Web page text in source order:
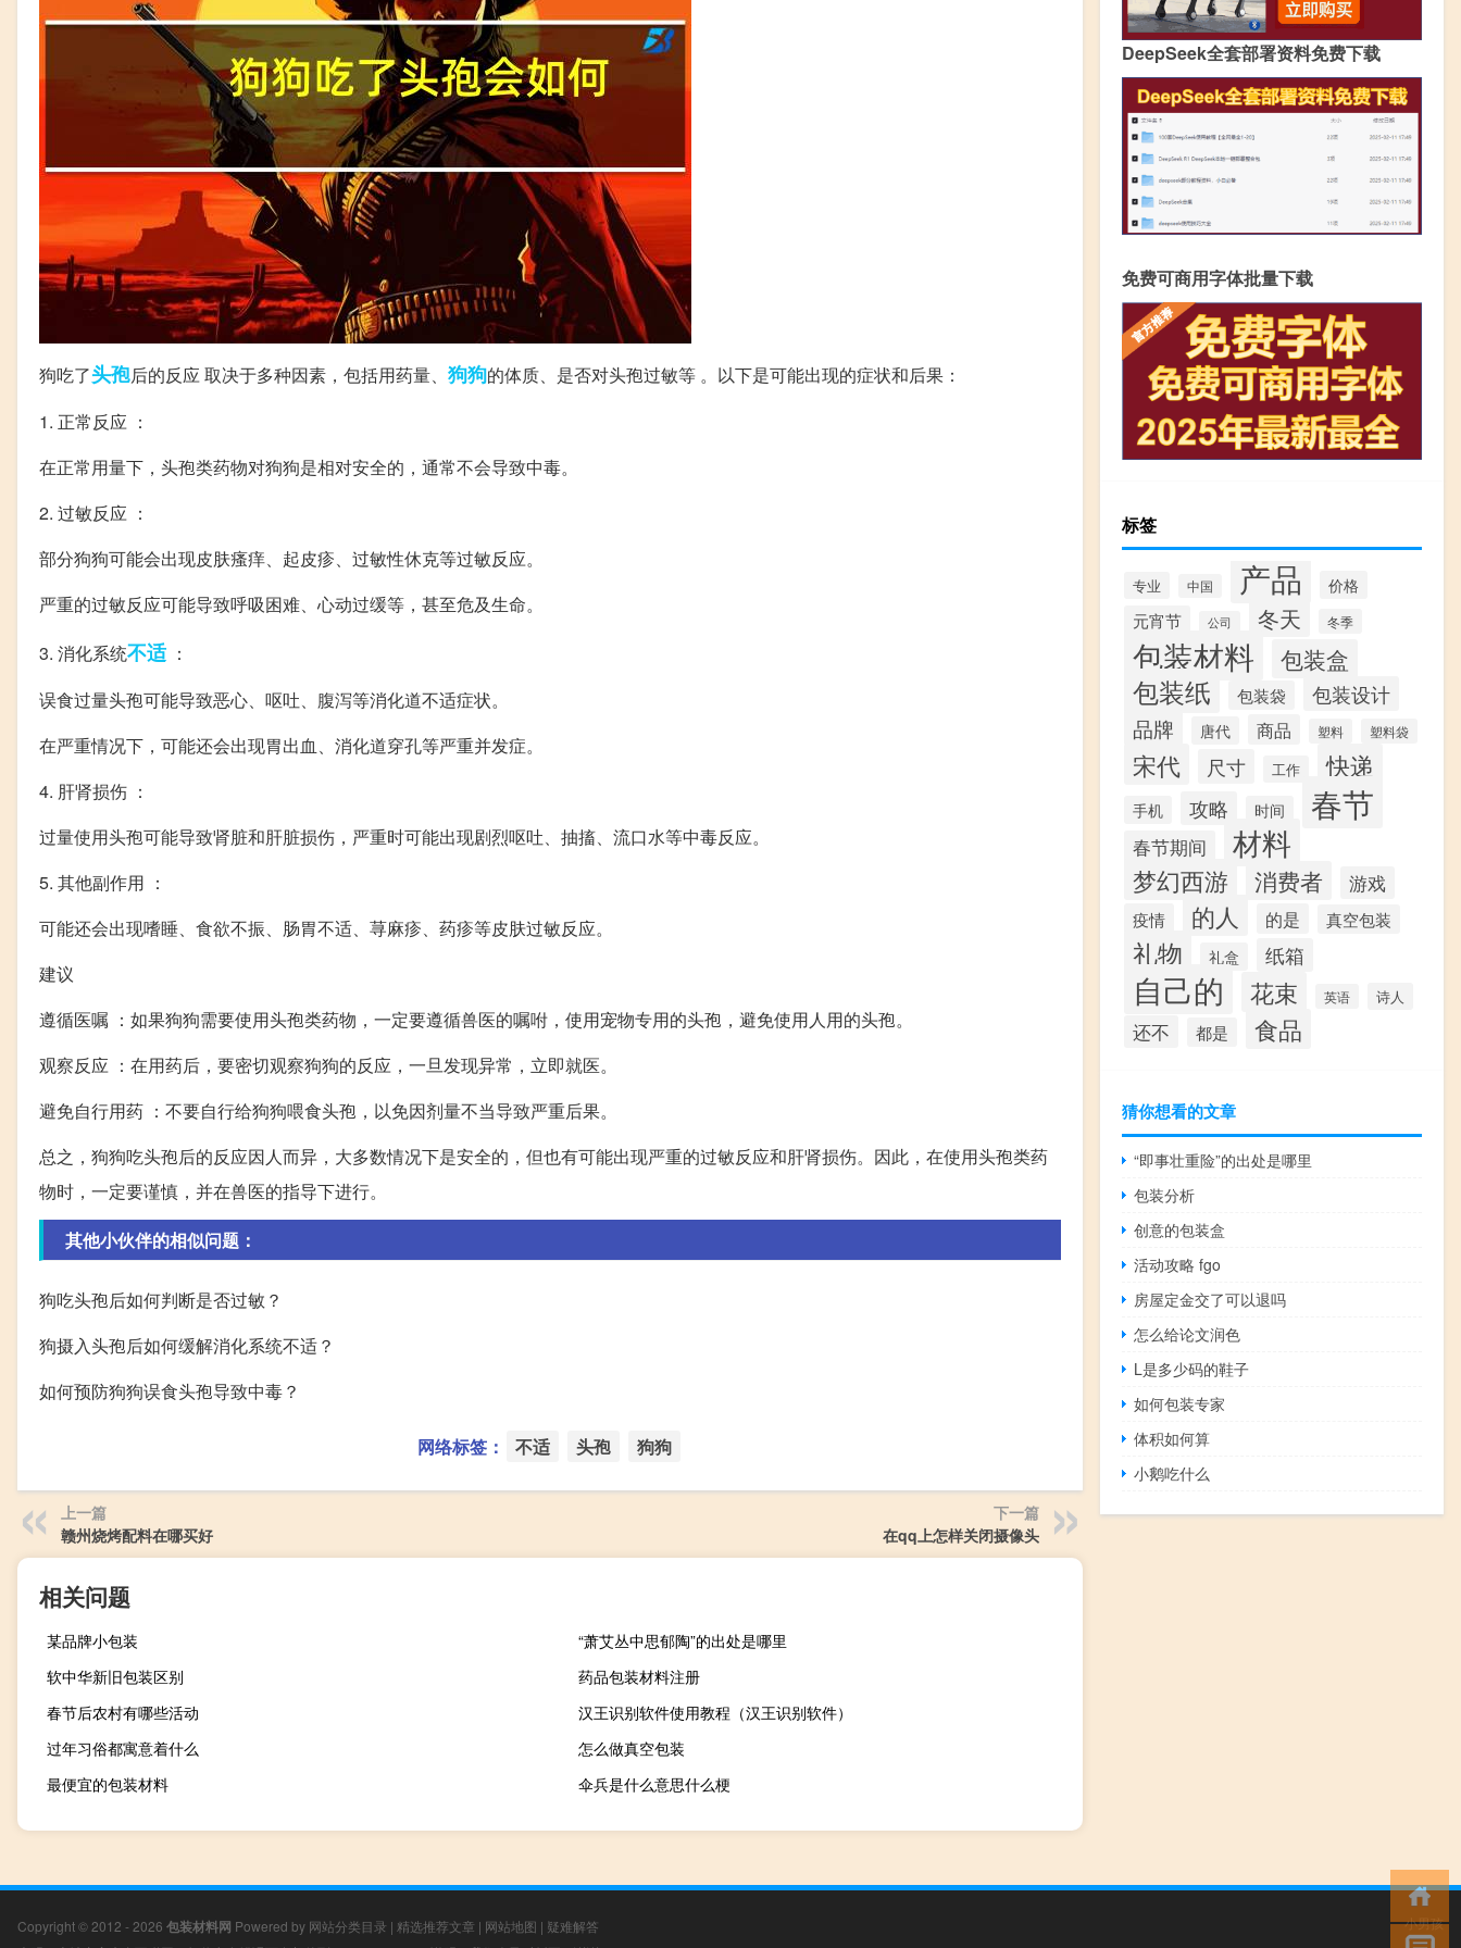
狗吃了头孢后的反应 取决于多种因素，包括用药量、 狗狗的体质、是否对头孢过敏等 。以下是可能出现的症状和后果：
1. 正常反应 ：
在正常用量下，头孢类药物对狗狗是相对安全的，通常不会导致中毒。
2. 过敏反应 ：
部分狗狗可能会出现皮肤瘙痒、起皮疹、过敏性休克等过敏反应。
严重的过敏反应可能导致呼吸困难、心动过缓等，甚至危及生命。
3. 消化系统不适 ：
误食过量头孢可能导致恶心、呕吐、腹泻等消化道不适症状。
在严重情况下，可能还会出现胃出血、消化道穿孔等严重并发症。
4. 肝肾损伤 ：
过量使用头孢可能导致肾脏和肝脏损伤，严重时可能出现剧烈呕吐、抽搐、流口水等中毒反应。
5. 其他副作用 ：
可能还会出现嗜睡、食欲不振、肠胃不适、荨麻疹、药疹等皮肤过敏反应。
建议
遵循医嘱 ：如果狗狗需要使用头孢类药物，一定要遵循兽医的嘱咐，使用宠物专用的头孢，避免使用人用的头孢。
观察反应 ：在用药后，要密切观察狗狗的反应，一旦发现异常，立即就医。
避免自行用药 ：不要自行给狗狗喂食头孢，以免因剂量不当导致严重后果。
总之，狗狗吃头孢后的反应因人而异，大多数情况下是安全的，但也有可能出现严重的过敏反应和肝肾损伤。因此，在使用头孢类药
物时，一定要谨慎，并在兽医的指导下进行。
其他小伙伴的相似问题：
狗吃头孢后如何判断是否过敏？
狗摄入头孢后如何缓解消化系统不适？
如何预防狗狗误食头孢导致中毒？
网络标签： 不适 头孢 狗狗
上一篇
赣州烧烤配料在哪买好
下一篇
在qq上怎样关闭摄像头
相关问题
某品牌小包装
“萧艾丛中思郁陶”的出处是哪里
软中华新旧包装区别
药品包装材料注册
春节后农村有哪些活动
汉王识别软件使用教程（汉王识别软件）
过年习俗都寓意着什么
怎么做真空包装
最便宜的包装材料
伞兵是什么意思什么梗
DeepSeek全套部署资料免费下载
免费可商用字体批量下载
标签
专业 中国 产品 价格
元宵节 公司 冬天 冬季
包装材料 包装盒
包装纸 包装袋 包装设计
品牌 唐代 商品 塑料 塑料袋
宋代 尺寸 工作 快递
手机 攻略 时间 春节
春节期间 材料
梦幻西游 消费者 游戏
疫情 的人 的是 真空包装
礼物 礼盒 纸箱
自己的 花束 英语 诗人
还不 都是 食品
猜你想看的文章
“即事壮重险”的出处是哪里
包装分析
创意的包装盒
活动攻略 fgo
房屋定金交了可以退吗
怎么给论文润色
L是多少码的鞋子
如何包装专家
体积如何算
小鹅吃什么
Copyright © 2012 - 2026 包装材料网 Powered by 网站分类目录 | 精选推荐文章 | 网站地图 | 疑难解答
小男孩